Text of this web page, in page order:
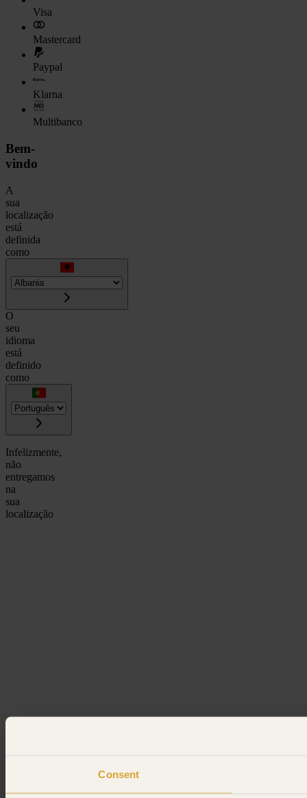
Consent
Visa
Mastercard
Paypal
Klarna
Multibanco
Bem-
vindo
A
sua
localização
está
definida
como
O
seu
idioma
está
definido
como
Infelizmente,
não
entregamos
na
sua
localização